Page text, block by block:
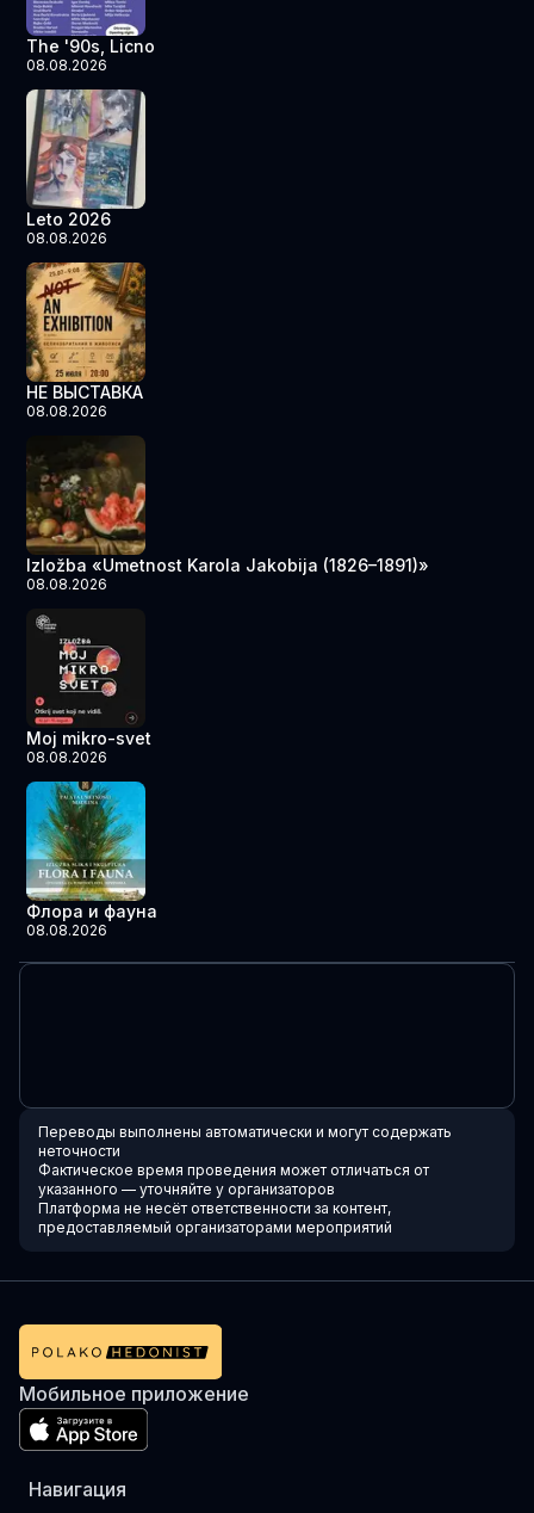
The '90s, Licno
08.08.2026
Leto 2026
08.08.2026
НЕ ВЫСТАВКА
08.08.2026
Izložba «Umetnost Karola Jakobija (1826–1891)»
08.08.2026
Moj mikro-svet
08.08.2026
Флора и фауна
08.08.2026
Переводы выполнены автоматически и могут содержать
неточности
Фактическое время проведения может отличаться от
указанного — уточняйте у организаторов
Платформа не несёт ответственности за контент,
предоставляемый организаторами мероприятий
Мобильное приложение
Навигация